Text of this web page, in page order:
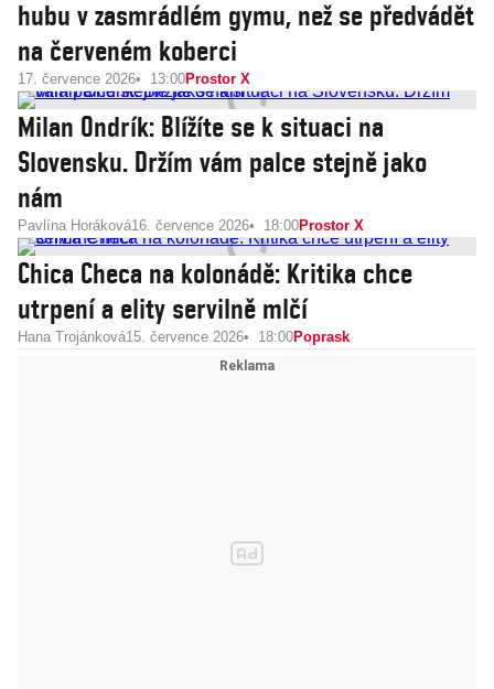
hubu v zasmrádlém gymu, než se předvádět
na červeném koberci
17. července 2026 13:00Prostor X
Milan Ondrík: Blížíte se k situaci na
Slovensku. Držím vám palce stejně jako
nám
Pavlína Horáková16. července 2026 18:00Prostor X
Chica Checa na kolonádě: Kritika chce
utrpení a elity servilně mlčí
Hana Trojánková15. července 2026 18:00Poprask